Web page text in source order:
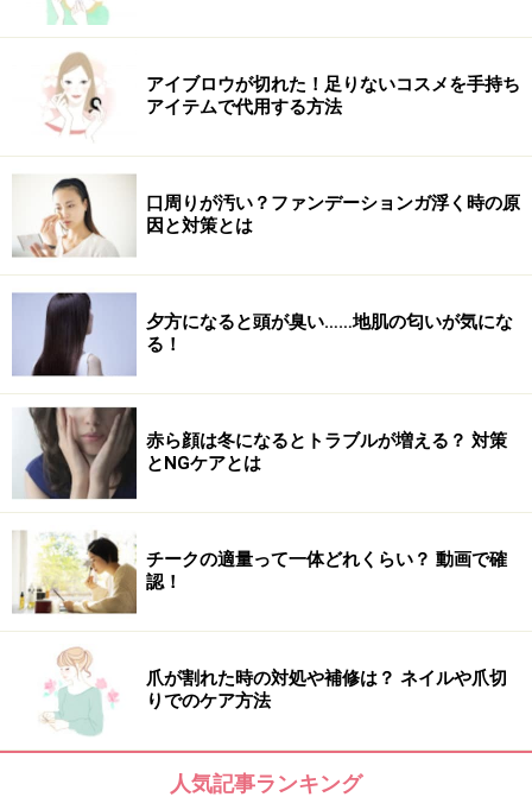
アイブロウが切れた！足りないコスメを手持ち
アイテムで代用する方法
口周りが汚い？ファンデーションガ浮く時の原
因と対策とは
夕方になると頭が臭い……地肌の匂いが気にな
る！
赤ら顔は冬になるとトラブルが増える？ 対策
とNGケアとは
チークの適量って一体どれくらい？ 動画で確
認！
爪が割れた時の対処や補修は？ ネイルや爪切
りでのケア方法
人気記事ランキング